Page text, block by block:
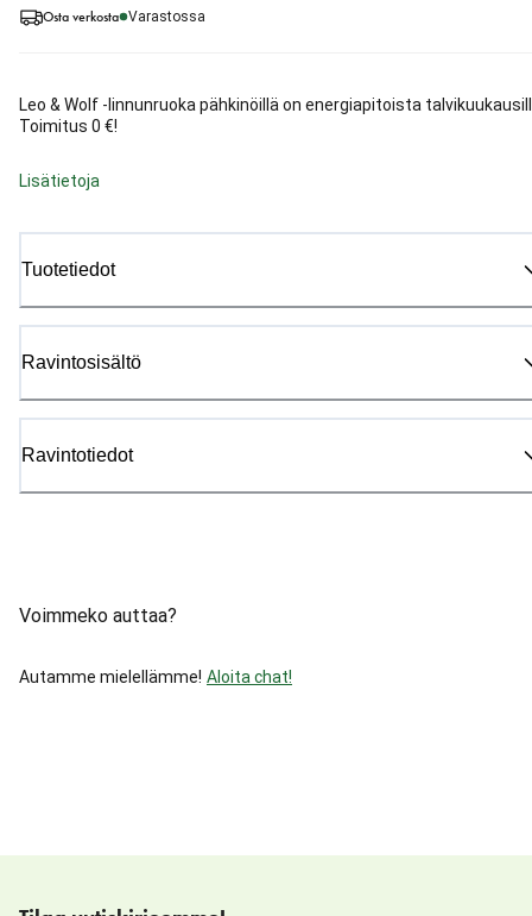
Osta verkosta Varastossa
Leo & Wolf -linnunruoka pähkinöillä on energiapitoista
Toimitus 0 €!
Lisätietoja
Tuotetiedot
Ravintosisältö
Ravintotiedot
Voimmeko auttaa?
Autamme mielellämme! Aloita chat!